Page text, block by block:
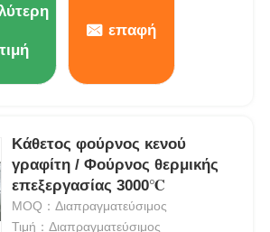
υπό κενό
τόξου
αυτοκινήτων
τιμή
επαφή
Κάθετος φούρνος κενού
γραφίτη / Φούρνος θερμικής
επεξεργασίας 3000℃
MOQ：Διαπραγματεύσιμος
Τιμή：Διαπραγματεύσιμος